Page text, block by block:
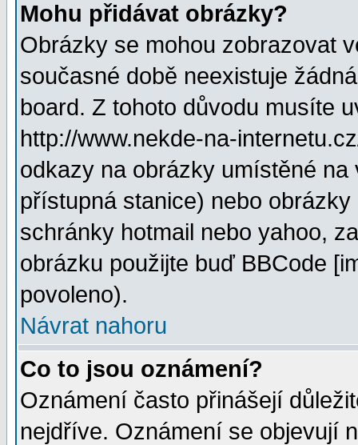
Mohu přidávat obrázky?
Obrázky se mohou zobrazovat
současné době neexistuje
board. Z tohoto důvodu musíte
http://www.nekde-na-
odkazy na obrázky umístěné
přístupná stanice) nebo
schránky hotmail nebo yahoo,
obrázku použijte buď BBCode
povoleno).
Návrat nahoru
Co to jsou oznámení?
Oznámení často přinášejí
nejdříve. Oznámení se objevují